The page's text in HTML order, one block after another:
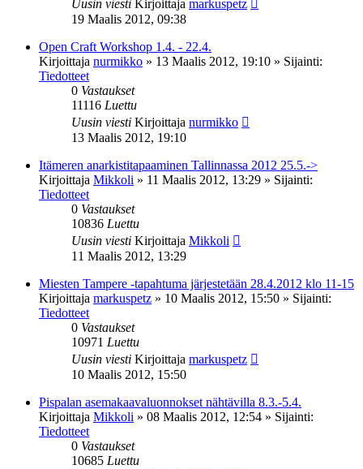
Uusin viesti Kirjoittaja markuspetz
19 Maalis 2012, 09:38
Open Craft Workshop 1.4. - 22.4.
Kirjoittaja nurmikko » 13 Maalis 2012, 19:10 » Sijainti:
Tiedotteet
0 Vastaukset
11116 Luettu
Uusin viesti Kirjoittaja nurmikko
13 Maalis 2012, 19:10
Itämeren anarkistitapaaminen Tallinnassa 2012 25.5.->
Kirjoittaja Mikkoli » 11 Maalis 2012, 13:29 » Sijainti:
Tiedotteet
0 Vastaukset
10836 Luettu
Uusin viesti Kirjoittaja Mikkoli
11 Maalis 2012, 13:29
Miesten Tampere -tapahtuma järjestetään 28.4.2012 klo 11-15
Kirjoittaja markuspetz » 10 Maalis 2012, 15:50 » Sijainti:
Tiedotteet
0 Vastaukset
10971 Luettu
Uusin viesti Kirjoittaja markuspetz
10 Maalis 2012, 15:50
Pispalan asemakaavaluonnokset nähtävilla 8.3.-5.4.
Kirjoittaja Mikkoli » 08 Maalis 2012, 12:54 » Sijainti:
Tiedotteet
0 Vastaukset
10685 Luettu